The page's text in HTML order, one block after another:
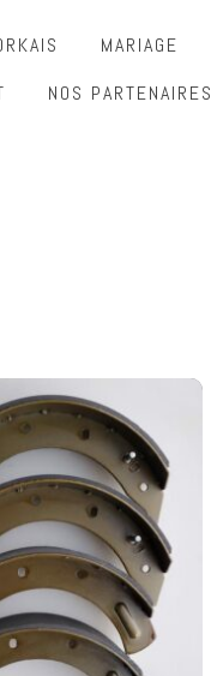
MARIAGE
NOS PARTENAIRES